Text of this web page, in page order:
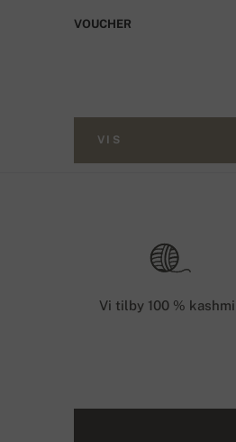
VOUCHER
VIS
Vi tilby 100 %